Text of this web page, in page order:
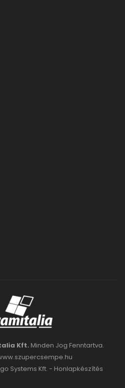
Kft. Minden Jog Fenntartva.
Systems Kft. - Honlapkészítés